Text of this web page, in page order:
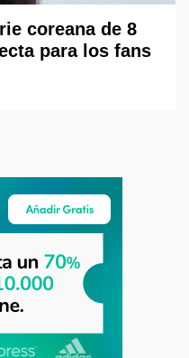
coreana de 8
para los fans